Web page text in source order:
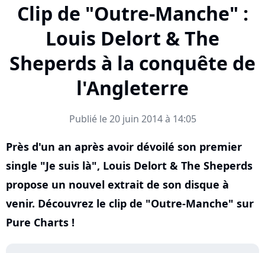
Clip de "Outre-Manche" :
Louis Delort & The
Sheperds à la conquête de
l'Angleterre
Publié le 20 juin 2014 à 14:05
Près d'un an après avoir dévoilé son premier
single "Je suis là", Louis Delort & The Sheperds
propose un nouvel extrait de son disque à
venir. Découvrez le clip de "Outre-Manche" sur
Pure Charts !